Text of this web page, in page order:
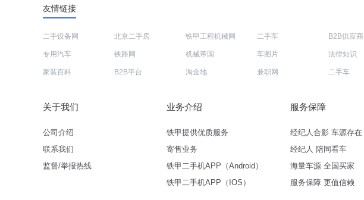
友情链接
二手设备网 北京二手房 铁甲工程机械网 二手车 B2B供应商
专用汽车 铁路网 机械帝国 车图片 法律知识
家装百科 B2B平台 淘金地 兼职网 二手车
关于我们
公司介绍
联系我们
监督/举报热线
业务介绍
铁甲提供优质服务
寄售业务
铁甲二手机APP（Android）
铁甲二手机APP（IOS）
服务保障
经纪人合影 车源存在
经纪人 陪同看车
海量车源 全国买家
服务保障 更值信赖